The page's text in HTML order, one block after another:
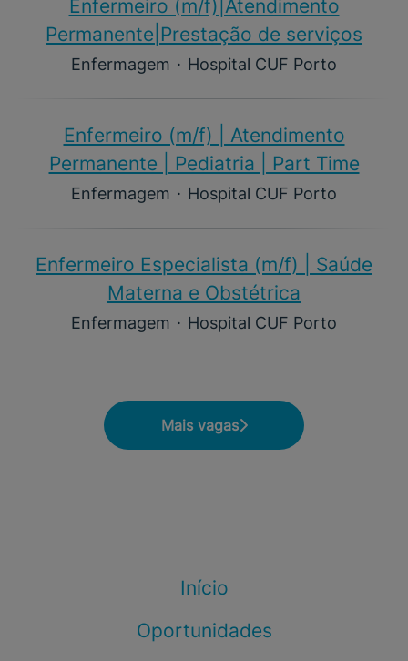
Enfermeiro (m/f)​|Atendimento
Permanente|Prestação de serviços
Enfermagem · Hospital CUF Porto
Enfermeiro (m/f)​ | Atendimento
Permanente | Pediatria | Part Time
Enfermagem · Hospital CUF Porto
Enfermeiro Especialista (m/f)​ | Saúde
Materna e Obstétrica
Enfermagem · Hospital CUF Porto
Mais vagas
Início
Oportunidades